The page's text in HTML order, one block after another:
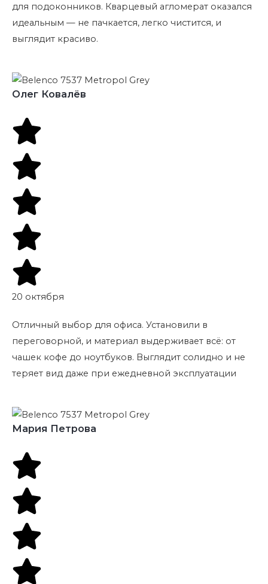
для подоконников. Кварцевый агломерат оказался
идеальным — не пачкается, легко чистится, и
выглядит красиво.
Олег Ковалёв
20 октября
Отличный выбор для офиса. Установили в
переговорной, и материал выдерживает всё: от
чашек кофе до ноутбуков. Выглядит солидно и не
теряет вид даже при ежедневной эксплуатации
Мария Петрова